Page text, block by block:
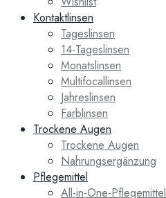
Kontaktlinsen
Tageslinsen
14-Tageslinsen
Monatslinsen
Multifocallinsen
Jahreslinsen
Farblinsen
Trockene Augen
Trockene Augen
Nahrungsergänzung
Pflegemittel
All-in-One-Pflegemittel